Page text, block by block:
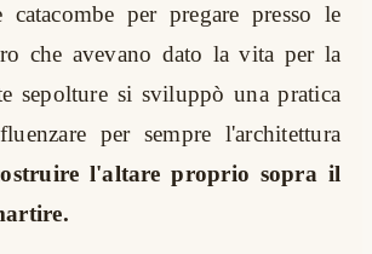
catacombe per pregare presso le
che avevano dato la vita per la
sepolture si sviluppò una pratica
per sempre l'architettura
l'altare proprio sopra il